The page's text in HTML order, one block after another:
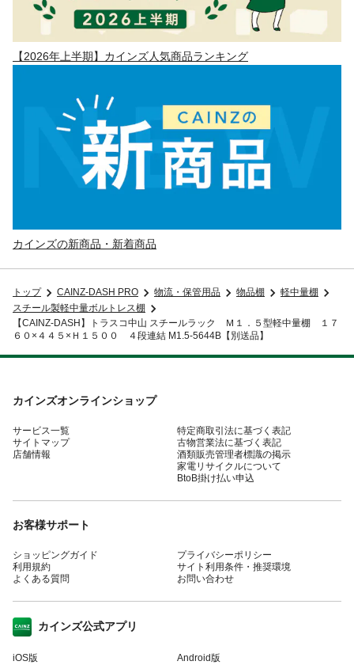
【2026年上半期】カインズ人気商品ランキング
カインズの新商品・新着商品
トップ CAINZ-DASH PRO 物流・保管用品 物品棚
軽中量棚
スチール製軽中量ボルトレス棚
【CAINZ-DASH】トラスコ中山 スチールラック Ｍ１．５型軽中量棚 １７
６０×４４５×Ｈ１５００ ４段連結 M1.5-5644B【別送品】
カインズオンラインショップ
サービス一覧
サイトマップ
店舗情報
特定商取引法に基づく表記
古物営業法に基づく表記
酒類販売管理者標識の掲示
家電リサイクルについて
BtoB掛け払い申込
お客様サポート
ショッピングガイド
利用規約
よくある質問
プライバシーポリシー
サイト利用条件・推奨環境
お問い合わせ
カインズ公式アプリ
iOS版 Android版